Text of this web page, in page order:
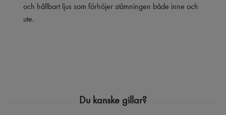
och hållbart ljus som förhöjer stämningen både inne och
ute.